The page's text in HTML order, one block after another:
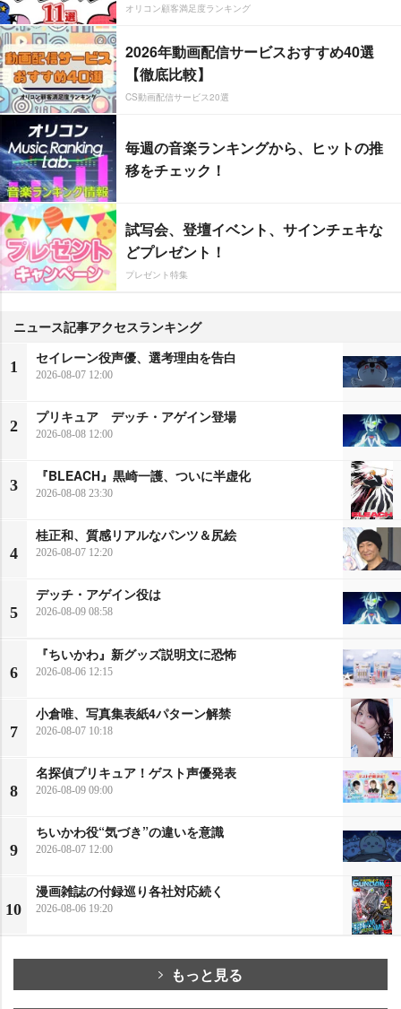
オリコン顧客満足度ランキング
2026年動画配信サービスおすすめ40選
【徹底比較】
CS動画配信サービス20選
毎週の音楽ランキングから、ヒットの推
移をチェック！
試写会、登壇イベント、サインチェキな
どプレゼント！
プレゼント特集
ニュース記事アクセスランキング
1
セイレーン役声優、選考理由を告白
2026-08-07 12:00
2
プリキュア デッチ・アゲイン登場
2026-08-08 12:00
3
『BLEACH』黒崎一護、ついに半虚化
2026-08-08 23:30
4
桂正和、質感リアルなパンツ＆尻絵
2026-08-07 12:20
5
デッチ・アゲイン役は
2026-08-09 08:58
6
『ちいかわ』新グッズ説明文に恐怖
2026-08-06 12:15
7
小倉唯、写真集表紙4パターン解禁
2026-08-07 10:18
8
名探偵プリキュア！ゲスト声優発表
2026-08-09 09:00
9
ちいかわ役“気づき”の違いを意識
2026-08-07 12:00
10
漫画雑誌の付録巡り各社対応続く
2026-08-06 19:20
もっと見る